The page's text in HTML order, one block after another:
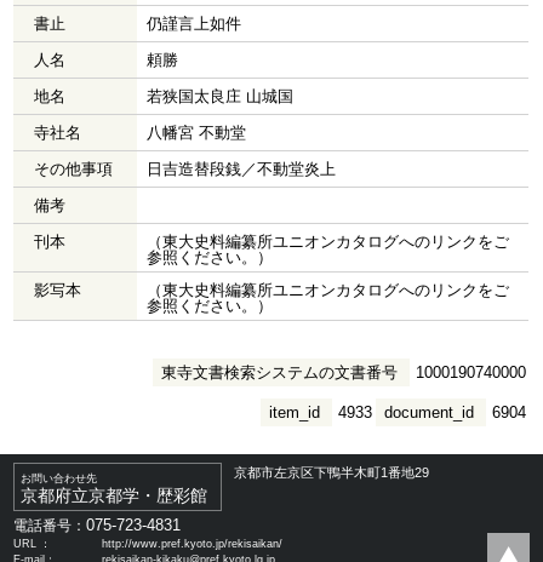
書止
仍謹言上如件
人名
頼勝
地名
若狭国太良庄 山城国
寺社名
八幡宮 不動堂
その他事項
日吉造替段銭／不動堂炎上
備考
刊本
（東大史料編纂所ユニオンカタログへのリンクをご
参照ください。）
影写本
（東大史料編纂所ユニオンカタログへのリンクをご
参照ください。）
東寺文書検索システムの文書番号 1000190740000
document_id 6904
item_id 4933
お問い合わせ先
京都府立京都学・歴彩館
京都市左京区下鴨半木町1番地29
電話番号：075-723-4831
URL ：
http://www.pref.kyoto.jp/rekisaikan/
E-mail：
rekisaikan-kikaku@pref.kyoto.lg.jp